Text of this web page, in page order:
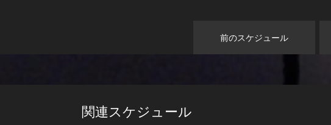
前のスケジュール
関連スケジュール